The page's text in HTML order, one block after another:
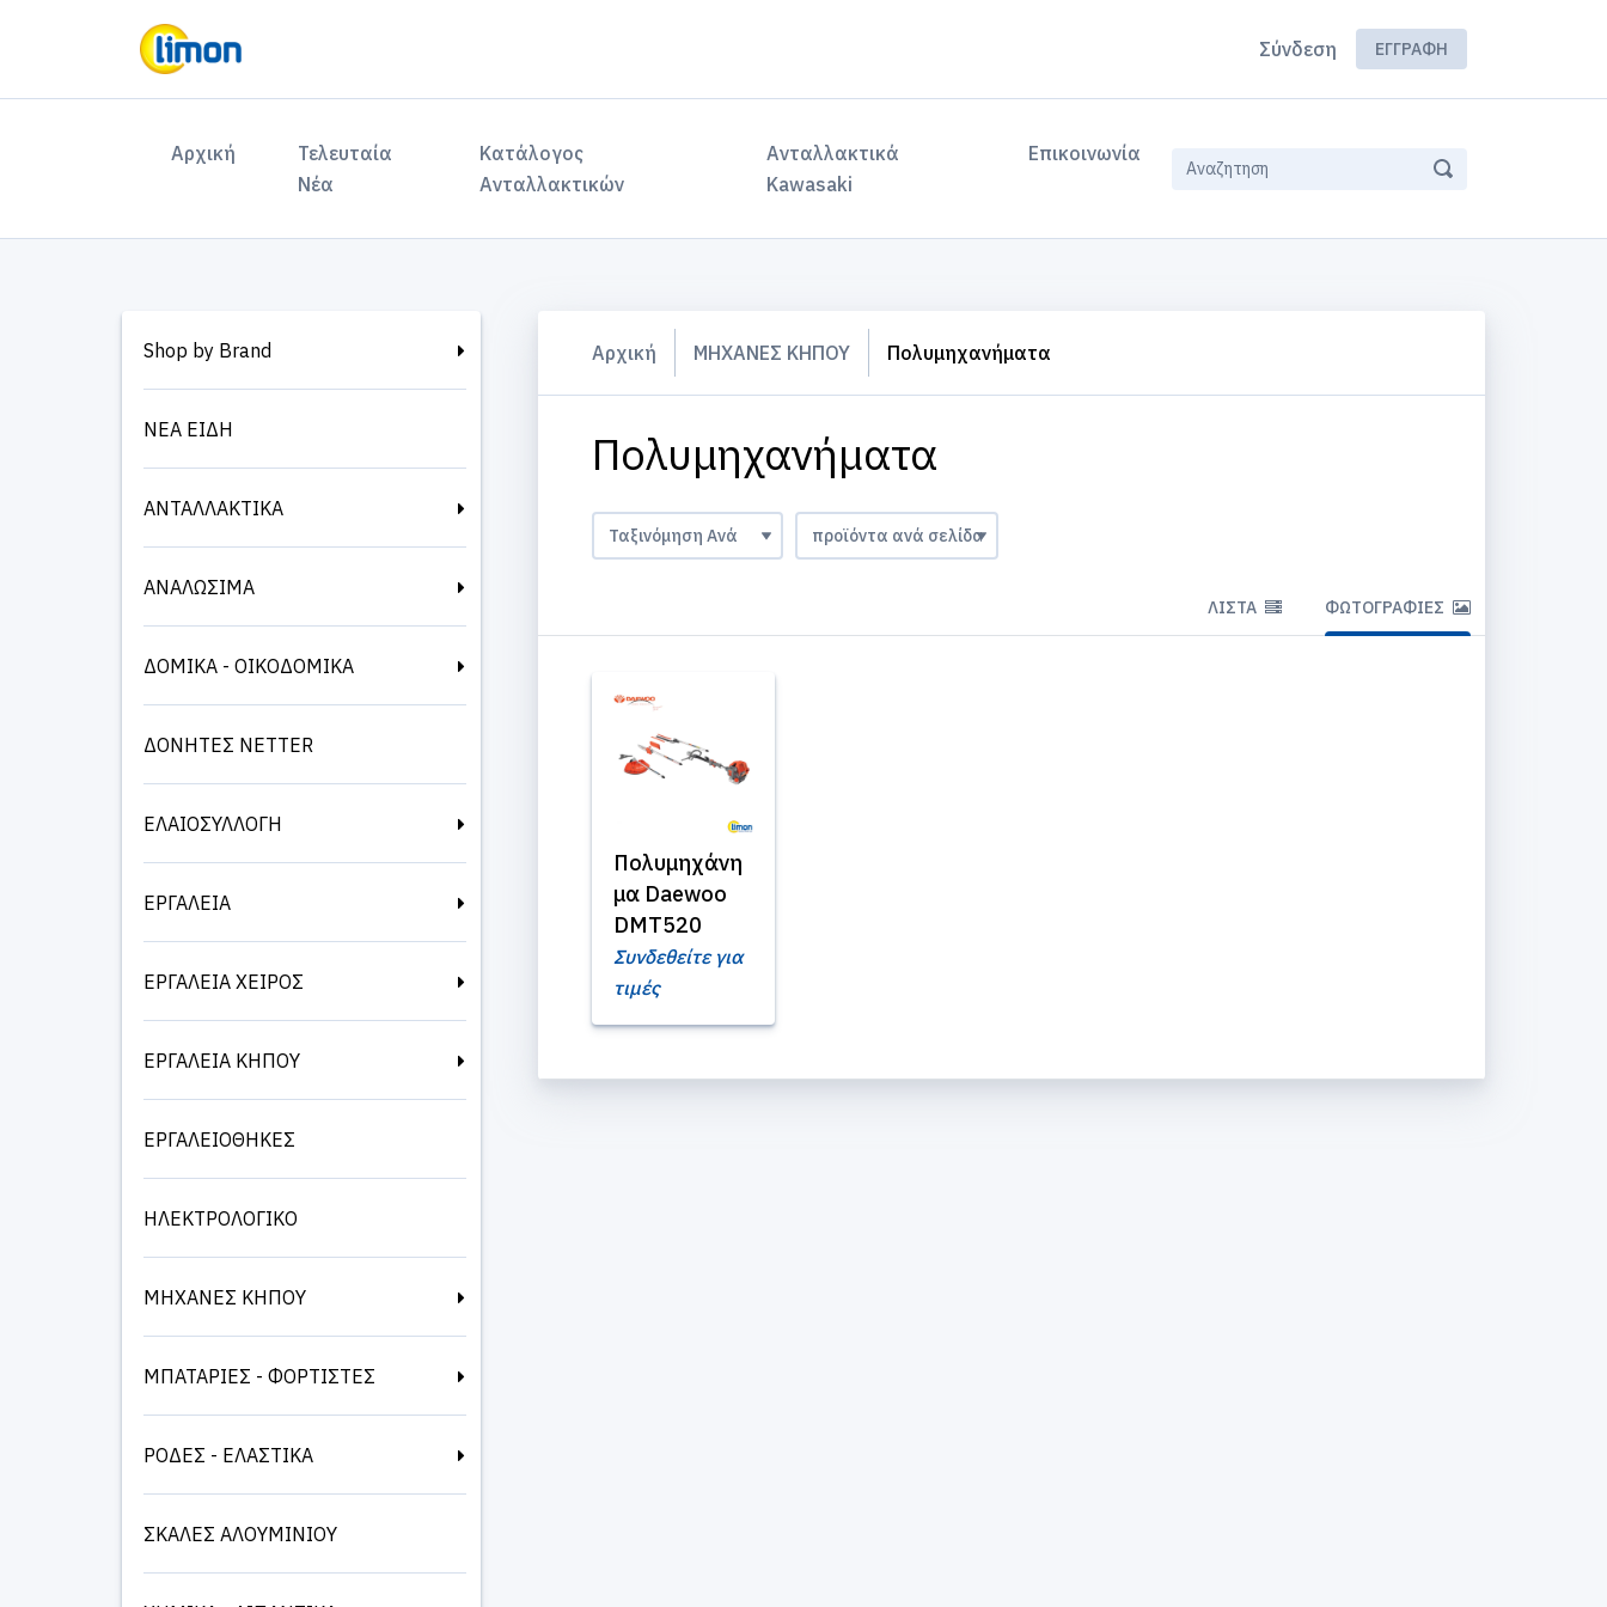
Σύνδεση ΕΓΓΡΑΦΉ
Αρχική (current)Τελευταία
Νέα
Κατάλογος
Ανταλλακτικών
Ανταλλακτικά
Kawasaki
Επικοινωνία
Shop by Brand
ΝΕΑ ΕΙΔΗ
ΑΝΤΑΛΛΑΚΤΙΚΑ
ΑΝΑΛΩΣΙΜΑ
ΔΟΜΙΚΑ - ΟΙΚΟΔΟΜΙΚΑ
ΔΟΝΗΤΕΣ NETTER
ΕΛΑΙΟΣΥΛΛΟΓΗ
ΕΡΓΑΛΕΙΑ
ΕΡΓΑΛΕΙΑ ΧΕΙΡΟΣ
ΕΡΓΑΛΕΙΑ ΚΗΠΟΥ
ΕΡΓΑΛΕΙΟΘΗΚΕΣ
ΗΛΕΚΤΡΟΛΟΓΙΚΟ
ΜΗΧΑΝΕΣ ΚΗΠΟΥ
ΜΠΑΤΑΡΙΕΣ - ΦΟΡΤΙΣΤΕΣ
ΡΟΔΕΣ - ΕΛΑΣΤΙΚΑ
ΣΚΑΛΕΣ ΑΛΟΥΜΙΝΙΟΥ
Αρχική ΜΗΧΑΝΕΣ ΚΗΠΟΥ Πολυμηχανήματα
Πολυμηχανήματα
ΛΊΣΤΑ ΦΩΤΟΓΡΑΦΊΕΣ
Πολυμηχάνη
μα Daewoo
DMT520
Συνδεθείτε για
τιμές